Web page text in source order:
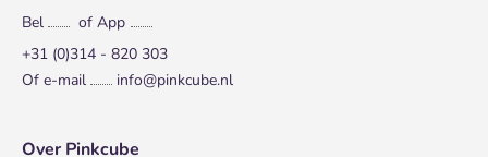
Bel
of App
+31 (0)314 - 820 303
Of e-mail
info@pinkcube.nl
Over Pinkcube